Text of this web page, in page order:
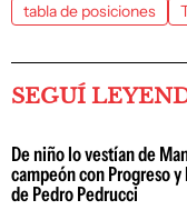
tabla de posiciones
SEGUÍ
De niño lo vestían de
campeón con Progreso
de Pedro Pedrucci